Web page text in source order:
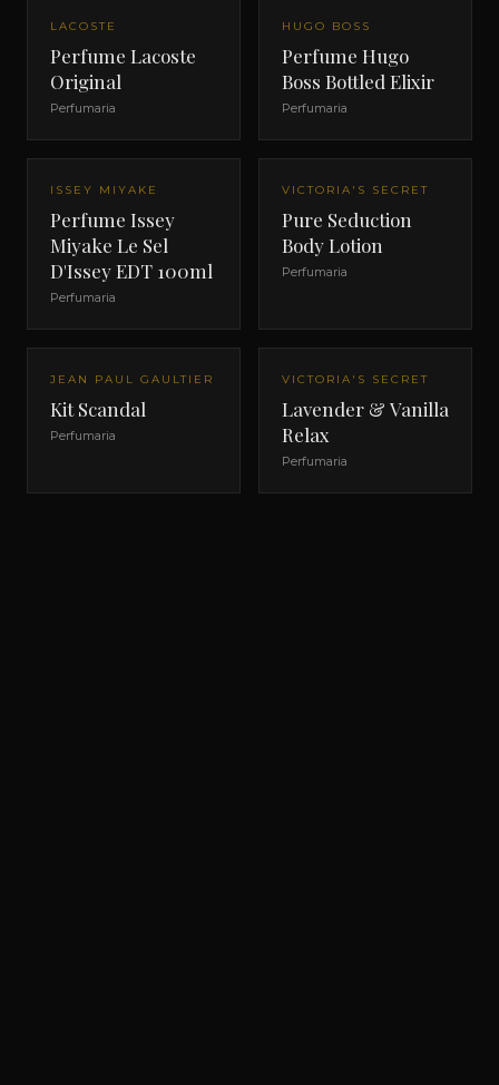
LACOSTE
Perfume Lacoste
Original
Perfumaria
HUGO BOSS
Perfume Hugo
Boss Bottled Elixir
Perfumaria
ISSEY MIYAKE
Perfume Issey
Miyake Le Sel
D'Issey EDT 100ml
Perfumaria
VICTORIA'S SECRET
Pure Seduction
Body Lotion
Perfumaria
JEAN PAUL GAULTIER
Kit Scandal
Perfumaria
VICTORIA'S SECRET
Lavender & Vanilla
Relax
Perfumaria